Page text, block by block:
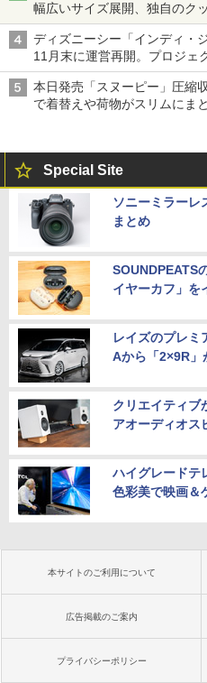
幅広いサイズ展開、独自のク
ディズニーシー「インディ・
11月末に運営再開。プロジェ
は1500円
本日発売「スヌーピー」圧縮
で着替えや荷物がスリムにま
Special Site
ソニーミラーレ
まとめ
SOUNDPEATS
イヤーカフ」を
レイズのプレミ
Aから「2×9R」
クリエイティブ
アオーディオス
ハイグレードテ
色彩美で映画＆
本サイトのご利用について
広告掲載のご案内
プライバシーポリシー